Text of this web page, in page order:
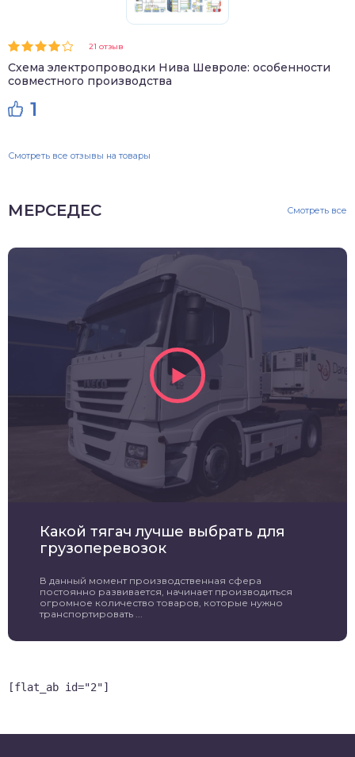
21 отзыв
Схема электропроводки Нива Шевроле: особенности
совместного производства
1
Смотреть все отзывы на товары
МЕРСЕДЕС Смотреть все
Какой тягач лучше выбрать для
грузоперевозок
В данный момент производственная сфера
постоянно развивается, начинает производиться
огромное количество товаров, которые нужно
транспортировать ...
[flat_ab id="2"]